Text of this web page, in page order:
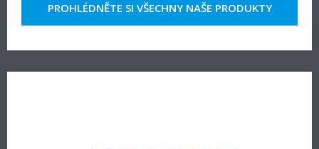
PROHLÉDNĚTE SI VŠECHNY NAŠE PRODUKTY